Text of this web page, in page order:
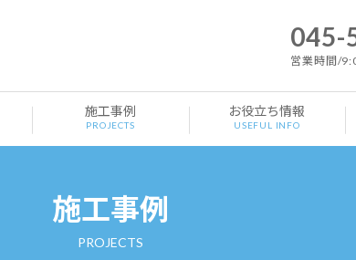
045-
営業時間/
施工事例
PROJECTS
お役立ち情報
USEFUL INFO
施工事例
PROJECTS